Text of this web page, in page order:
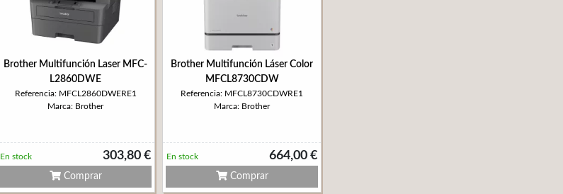
Brother Multifunción Laser MFC-
L2860DWE
Referencia: MFCL2860DWERE1
Marca: Brother
303,80 €
En stock
Comprar
Brother Multifunción Láser Color
MFCL8730CDW
Referencia: MFCL8730CDWRE1
Marca: Brother
664,00 €
En stock
Comprar